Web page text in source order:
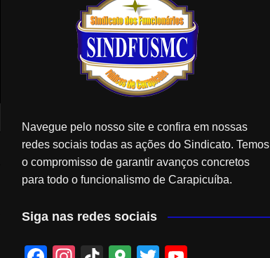
Navegue pelo nosso site e confira em nossas
redes sociais todas as ações do Sindicato. Temos
o compromisso de garantir avanços concretos
para todo o funcionalismo de Carapicuíba.
Siga nas redes sociais